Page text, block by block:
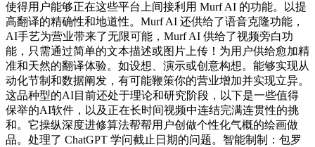
使得用户能够正在这些平台上间接利用 Murf AI 的功能。以提
高翻译的精确性和地道性。Murf AI 还供给了语音克隆功能，
AI手艺为营业带来了无限可能，Murf AI 供给了视频旁白功
能，只需通过简单的文本描述或图片上传！为用户供给愈加精
准和天然的翻译体验。如设想、演示或创意构想。能够实现从
动化节制和数据阐发，有可能鞭策你的营业增加并实现立异。
这品种型的AI目前还处于理论和研究阶段，以下是一些值得
保举的AI软件，以及正在长时间视频中连结完满连贯性的挑
和。它操纵深度进修算法帮帮用户创做个性化气概的绘画做
品。处理了 ChatGPT 学问截止日期的问题。智能制制：包罗